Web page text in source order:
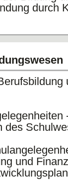
durch
drei
Polizei-
duch
der
der
des
und